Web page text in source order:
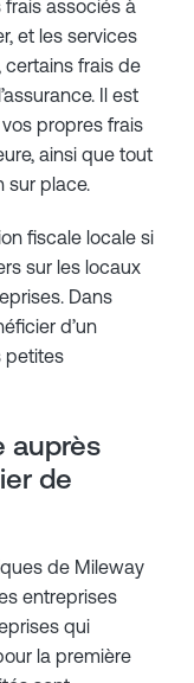
associés à
et les services
certains frais de
Il est
propres frais
ainsi que tout
sur place.
fiscale locale si
sur les locaux
Dans
d’un
petites
auprès
de
de Mileway
entreprises
qui
la première